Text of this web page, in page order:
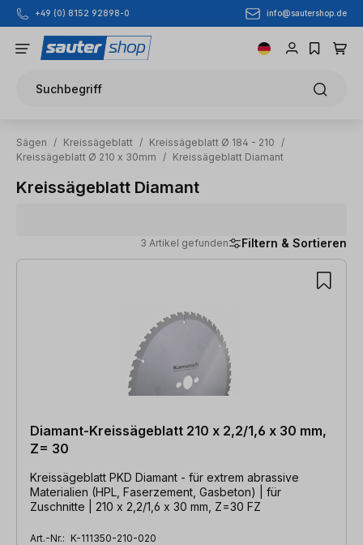
Zum Hauptinhalt springen
+49 (0) 8152 92898-0 info@sautershop.de
Suchbegriff
Sägen / Kreissägeblatt / Kreissägeblatt Ø 184 - 210
/
Kreissägeblatt Ø 210 x 30mm
/ Kreissägeblatt Diamant
Kreissägeblatt Diamant
3 Artikel gefunden Filtern & Sortieren
3 Artikel gefunden
Diamant-Kreissägeblatt 210 x 2,2/1,6 x 30 mm,
Z= 30
Kreissägeblatt PKD Diamant - für extrem abrassive
Materialien (HPL, Faserzement, Gasbeton) | für
Zuschnitte | 210 x 2,2/1,6 x 30 mm, Z=30 FZ
Art.-Nr.: K-111350-210-020